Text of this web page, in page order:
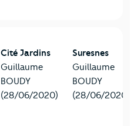
Cité Jardins
Guillaume
BOUDY
(28/06/2020)
Suresnes
Guillaume
BOUDY
(28/06/2020)